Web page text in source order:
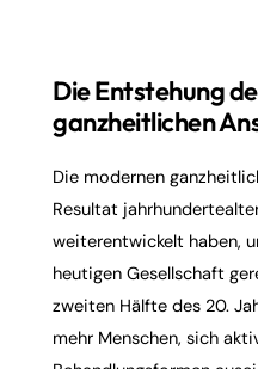
Die Entstehung
ganzheitlichen
Die modernen
Resultat
weiterentwickelt haben,
heutigen Gesellschaft
zweiten Hälfte des 20.
mehr Menschen, sich